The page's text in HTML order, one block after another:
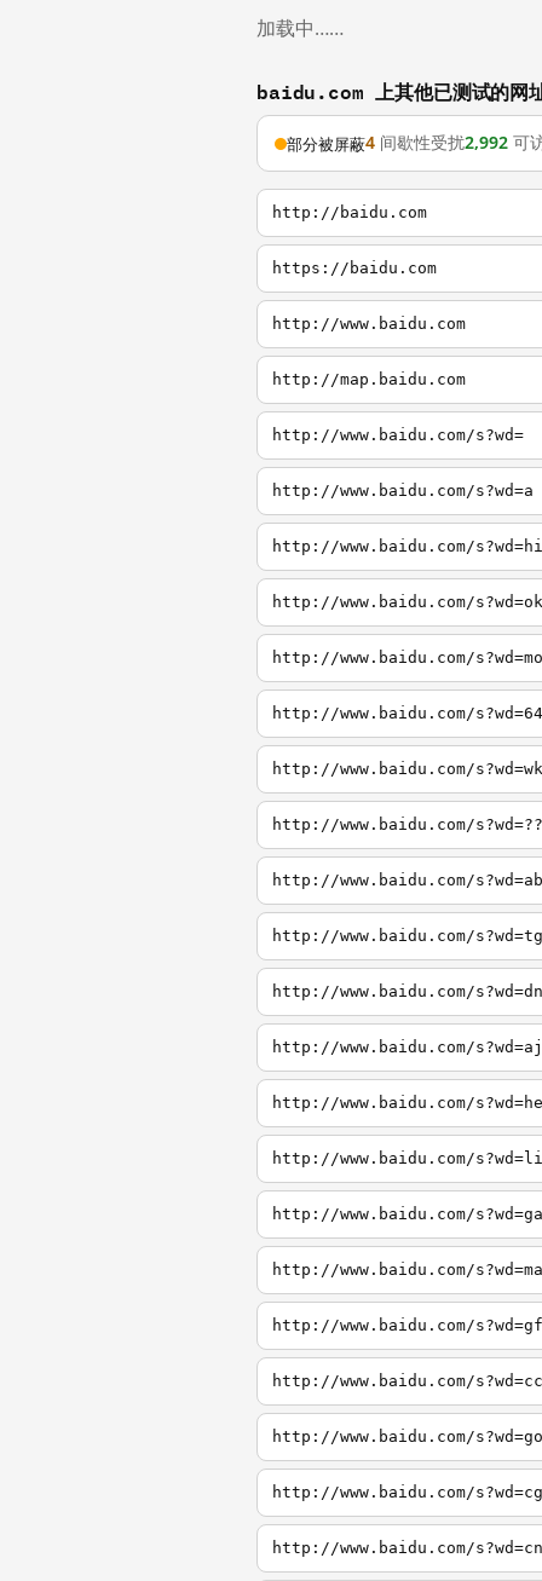
加载中……
baidu.com 上其他已测试的网
部分被屏蔽4 间歇性受扰2,992 可
http://baidu.com
https://baidu.com
http://www.baidu.com
http://map.baidu.com
http://www.baidu.com/s?wd=
http://www.baidu.com/s?wd=a
http://www.baidu.com/s?wd=hi
http://www.baidu.com/s?wd=ok
http://www.baidu.com/s?wd=mo
http://www.baidu.com/s?wd=64
http://www.baidu.com/s?wd=wk
http://www.baidu.com/s?wd=??
http://www.baidu.com/s?wd=ab
http://www.baidu.com/s?wd=tg
http://www.baidu.com/s?wd=dn
http://www.baidu.com/s?wd=aj
http://www.baidu.com/
http://www.baidu.com/
http://www.baidu.com/
http://www.baidu.com/
http://www.baidu.com/
http://www.baidu.com/
http://www.baidu.com/
http://www.baidu.com/
http://www.baidu.com/